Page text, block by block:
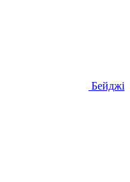
Бейджі